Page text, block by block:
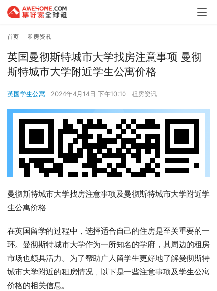
首页 租房资讯
英国曼彻斯特城市大学找房注意事项 曼彻
斯特城市大学附近学生公寓价格
英国学生公寓 2024年4月14日 下午10:10 租房资讯
曼彻斯特城市大学找房注意事项及曼彻斯特城市大学附近学
生公寓价格
在英国留学的过程中，选择适合自己的住房是至关重要的一
环。曼彻斯特城市大学作为一所知名的学府，其周边的租房
市场也颇具活力。为了帮助广大留学生更好地了解曼彻斯特
城市大学附近的租房情况，以下是一些注意事项及学生公寓
价格的相关信息。